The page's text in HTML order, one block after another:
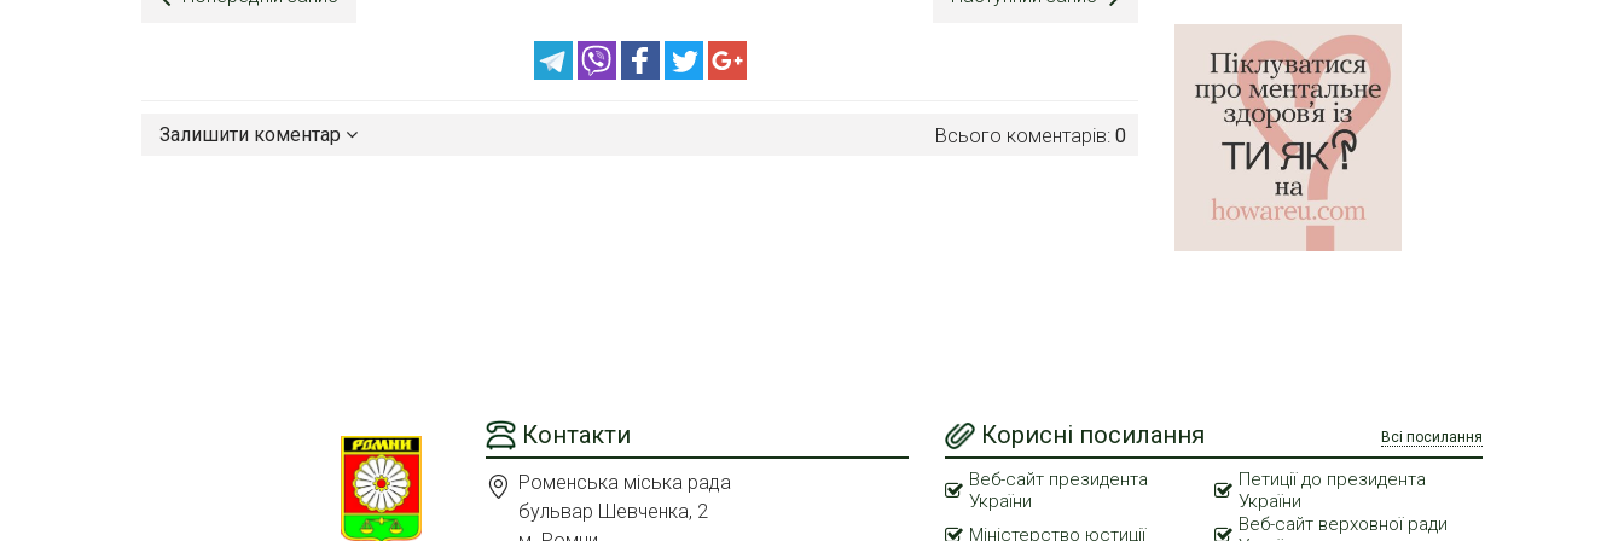
Всього коментарів: 0
Залишити коментар
Контакти
Роменська міська рада
бульвар Шевченка, 2
Корисні посилання Всі посилання
Веб-сайт президента
України
Петиції до президента
України
Міністерство юстиції
Веб-сайт верховної ради